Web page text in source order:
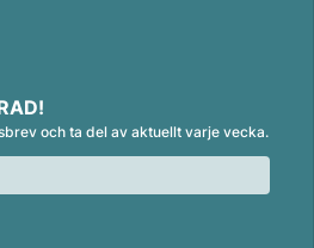
och ta del av aktuellt varje vecka.